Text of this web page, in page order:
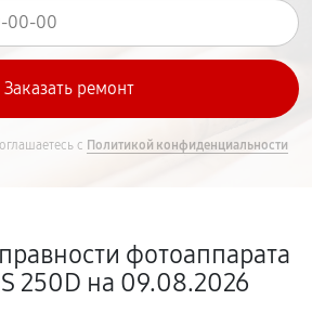
с Политикой конфиденциальности
фотоаппарата
250D на 09.08.2026